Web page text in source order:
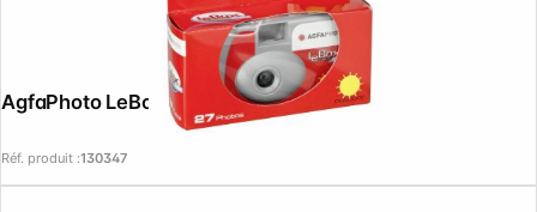
AgfaPhoto LeBox 400 27 Outdoor
Réf. produit :130347